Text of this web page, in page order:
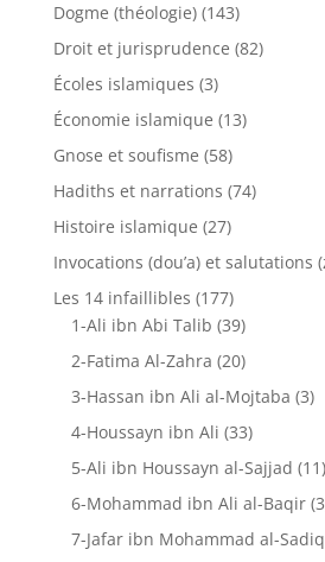
Dogme (théologie) (143)
Droit et jurisprudence (82)
Écoles islamiques (3)
Économie islamique (13)
Gnose et soufisme (58)
Hadiths et narrations (74)
Histoire islamique (27)
Invocations (dou’a) et salutations
Les 14 infaillibles (177)
1-Ali ibn Abi Talib (39)
2-Fatima Al-Zahra (20)
3-Hassan ibn Ali al-Mojtaba (3)
4-Houssayn ibn Ali (33)
5-Ali ibn Houssayn al-Sajjad (11)
6-Mohammad ibn Ali al-Baqir
7-Jafar ibn Mohammad al-Sadiq